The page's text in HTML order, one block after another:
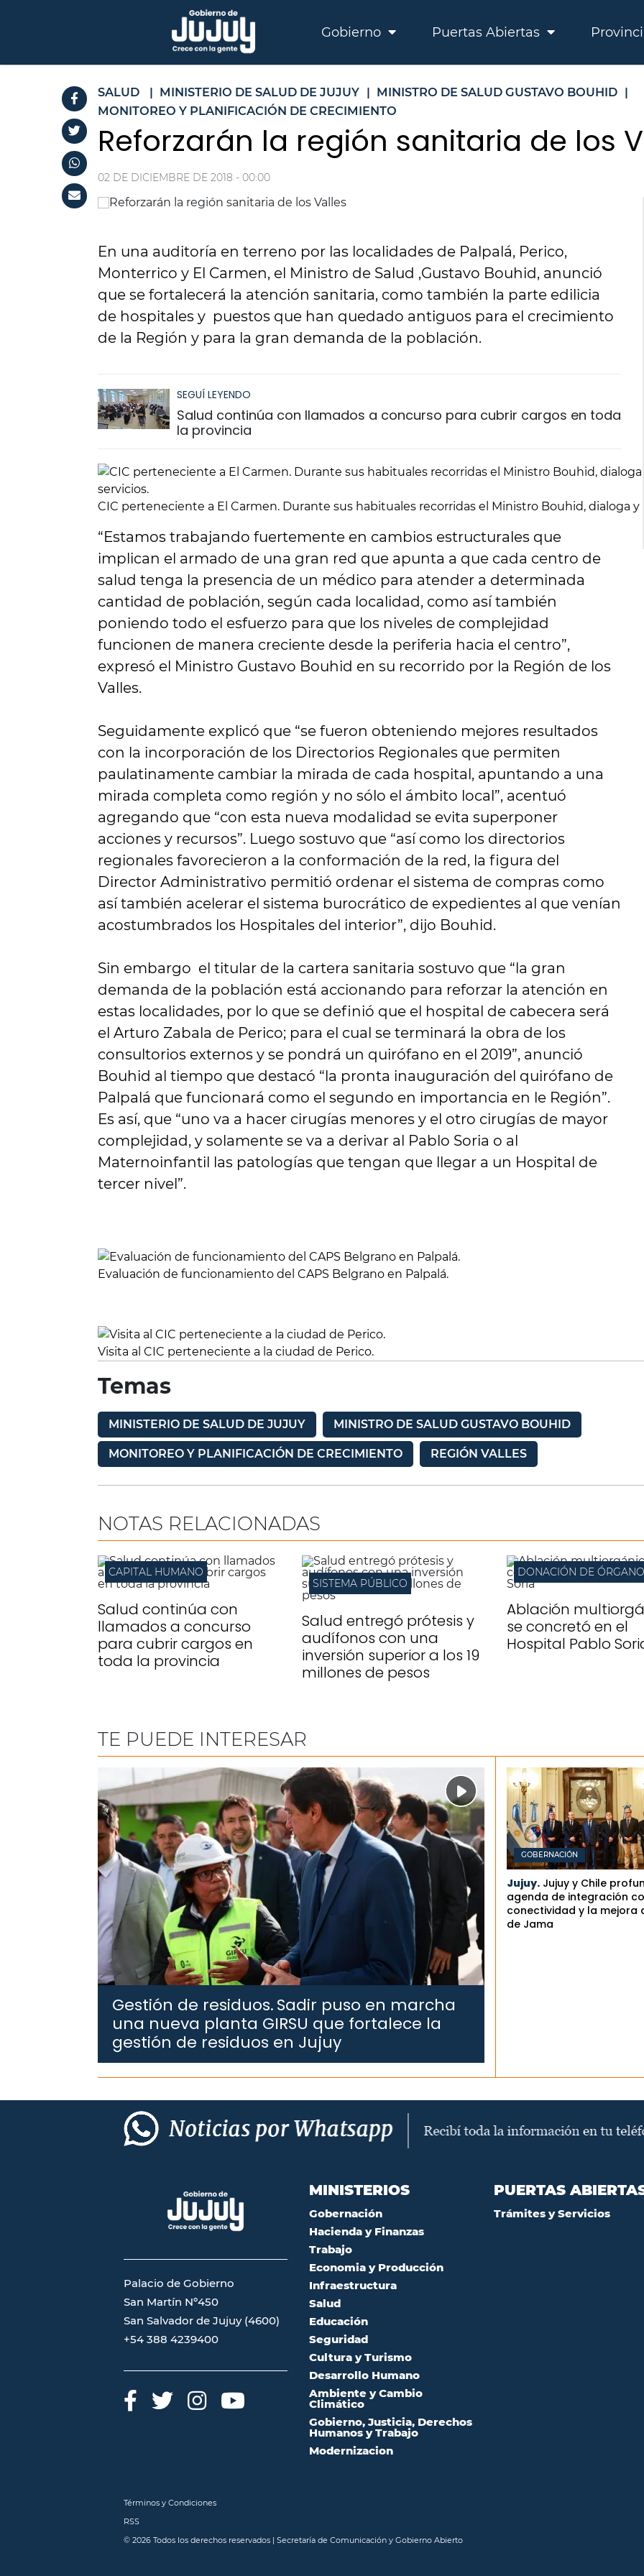
Gobierno Puertas Abiertas
SALUD | MINISTERIO DE SALUD DE JUJUY | MINISTRO DE SALUD GUSTAVO BOUHID |
MONITOREO Y PLANIFICACIÓN DE CRECIMIENTO
Reforzarán la región sanitaria de los
02 DE DICIEMBRE DE 2018 - 00:00
En una auditoría en terreno por las localidades de Palpalá, Perico,
Monterrico y El Carmen, el Ministro de Salud ,Gustavo Bouhid, anunció
que se fortalecerá la atención sanitaria, como también la parte edilicia
de hospitales y puestos que han quedado antiguos para el crecimiento
de la Región y para la gran demanda de la población.
SEGUÍ LEYENDO
Salud continúa con llamados a concurso para cubrir cargos en toda
la provincia
CIC perteneciente a El Carmen. Durante sus habituales recorridas el Ministro Bouhid, dialoga y
“Estamos trabajando fuertemente en cambios estructurales que
implican el armado de una gran red que apunta a que cada centro de
salud tenga la presencia de un médico para atender a determinada
cantidad de población, según cada localidad, como así también
poniendo todo el esfuerzo para que los niveles de complejidad
funcionen de manera creciente desde la periferia hacia el centro”,
expresó el Ministro Gustavo Bouhid en su recorrido por la Región de los
Valles.
Seguidamente explicó que “se fueron obteniendo mejores resultados
con la incorporación de los Directorios Regionales que permiten
paulatinamente cambiar la mirada de cada hospital, apuntando a una
mirada completa como región y no sólo el ámbito local”, acentuó
agregando que “con esta nueva modalidad se evita superponer
acciones y recursos”. Luego sostuvo que “así como los directorios
regionales favorecieron a la conformación de la red, la figura del
Director Administrativo permitió ordenar el sistema de compras como
así también acelerar el sistema burocrático de expedientes al que venían
acostumbrados los Hospitales del interior”, dijo Bouhid.
Sin embargo el titular de la cartera sanitaria sostuvo que “la gran
demanda de la población está accionando para reforzar la atención en
estas localidades, por lo que se definió que el hospital de cabecera será
el Arturo Zabala de Perico; para el cual se terminará la obra de los
consultorios externos y se pondrá un quirófano en el 2019”, anunció
Bouhid al tiempo que destacó “la pronta inauguración del quirófano de
Palpalá que funcionará como el segundo en importancia en le Región”.
Es así, que “uno va a hacer cirugías menores y el otro cirugías de mayor
complejidad, y solamente se va a derivar al Pablo Soria o al
Maternoinfantil las patologías que tengan que llegar a un Hospital de
tercer nivel”.
Evaluación de funcionamiento del CAPS Belgrano en Palpalá.
Visita al CIC perteneciente a la ciudad de Perico.
Temas
MINISTERIO DE SALUD DE JUJUY MINISTRO DE SALUD GUSTAVO BOUHID
MONITOREO Y PLANIFICACIÓN DE CRECIMIENTO REGIÓN VALLES
NOTAS RELACIONADAS
CAPITAL HUMANO
Salud continúa con
llamados a concurso
para cubrir cargos en
toda la provincia
SISTEMA PÚBLICO
Salud entregó prótesis y
audífonos con una
inversión superior a los 19
millones de pesos
DONACIÓN DE
Ablación
se concretó en el
Hospital Pablo
TE PUEDE INTERESAR
Gestión de residuos.Sadir puso en marcha
una nueva planta GIRSU que fortalece la
gestión de residuos en Jujuy
GOBERNACIÓN
Jujuy. Jujuy y Chile
agenda de integración
conectividad y la mejora
de Jama
Palacio de Gobierno
San Martín Nº450
San Salvador de Jujuy (4600)
+54 388 4239400
MINISTERIOS
Gobernación
Hacienda y Finanzas
Trabajo
Economia y Producción
Infraestructura
Salud
Educación
Seguridad
Cultura y Turismo
Desarrollo Humano
Ambiente y Cambio
Climático
Gobierno, Justicia, Derechos
Humanos y Trabajo
Modernizacion
PUERTAS
Trámites y Servicios
Términos y Condiciones
RSS
© 2026 Todos los derechos reservados | Secretaría de Comunicación y Gobierno Abierto